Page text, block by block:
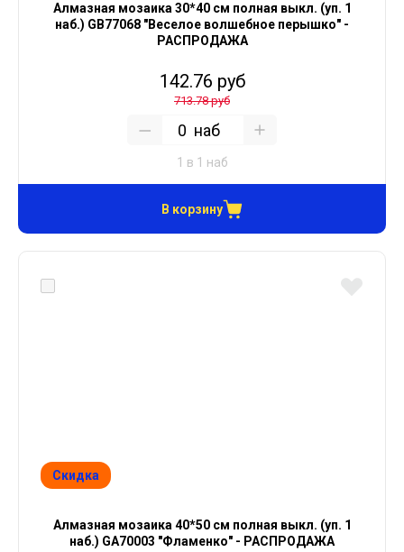
Алмазная мозаика 30*40 см полная выкл. (уп. 1
наб.) GB77068 "Веселое волшебное перышко" -
РАСПРОДАЖА
142.76 руб
713.78 руб
наб
1 в 1 наб
В корзину
Скидка
Алмазная мозаика 40*50 см полная выкл. (уп. 1
наб.) GА70003 "Фламенко" - РАСПРОДАЖА